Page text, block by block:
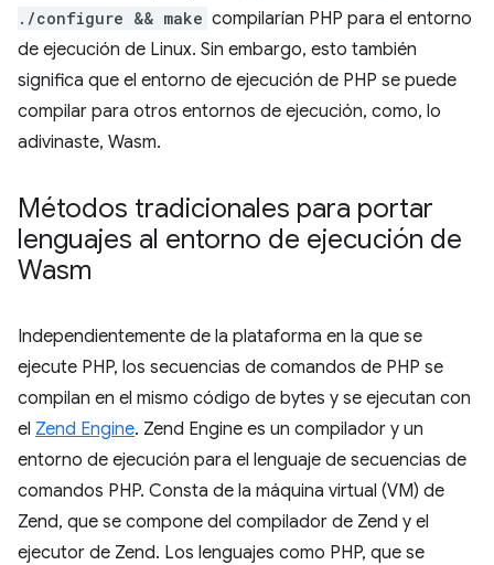
./configure && make compilarían PHP para el entorno
de ejecución de Linux. Sin embargo, esto también
significa que el entorno de ejecución de PHP se puede
compilar para otros entornos de ejecución, como, lo
adivinaste, Wasm.
Métodos tradicionales para portar
lenguajes al entorno de ejecución de
Wasm
Independientemente de la plataforma en la que se
ejecute PHP, los secuencias de comandos de PHP se
compilan en el mismo código de bytes y se ejecutan con
el Zend Engine. Zend Engine es un compilador y un
entorno de ejecución para el lenguaje de secuencias de
comandos PHP. Consta de la máquina virtual (VM) de
Zend, que se compone del compilador de Zend y el
ejecutor de Zend. Los lenguajes como PHP, que se